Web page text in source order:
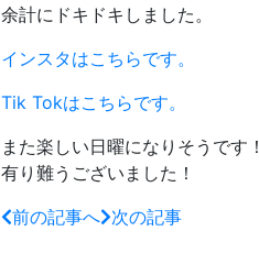
余計にドキドキしました。
インスタはこちらです。
Tik Tokはこちらです。
また楽しい日曜になりそうです！
有り難うございました！
前の記事へ 次の記事